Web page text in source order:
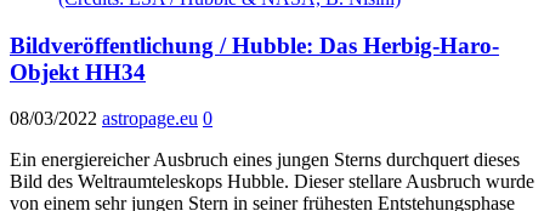
Bildveröffentlichung / Hubble: Das Herbig-Haro-
Objekt HH34
08/03/2022 astropage.eu 0
Ein energiereicher Ausbruch eines jungen Sterns durchquert dieses
Bild des Weltraumteleskops Hubble. Dieser stellare Ausbruch wurde
von einem sehr jungen Stern in seiner frühesten Entstehungsphase